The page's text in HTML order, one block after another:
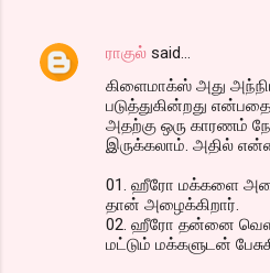
ராகுல் said…
கிளைமாக்ஸ் அது
படுத்துகின்றது
அதற்கு ஒரு காரணம்
இருக்கலாம். அதில்
01. ஹீரோ மக்களை
தான் அழைக்கிறார்.
02. ஹீரோ தன்னை
மட்டும் மக்களுடன்